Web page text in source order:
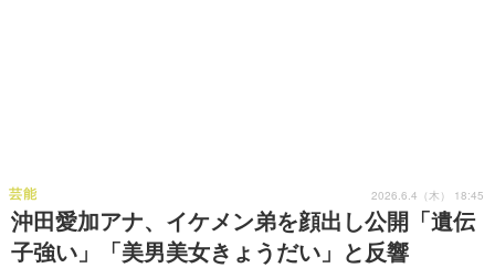
沖田愛加アナ、イケメン弟を顔出し公開「遺伝
子強い」「美男美女きょうだい」と反響
芸能 2026.6.4（木） 18:45